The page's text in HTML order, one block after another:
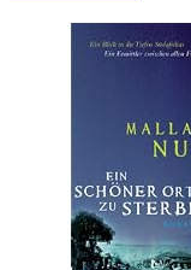
Todeskälte